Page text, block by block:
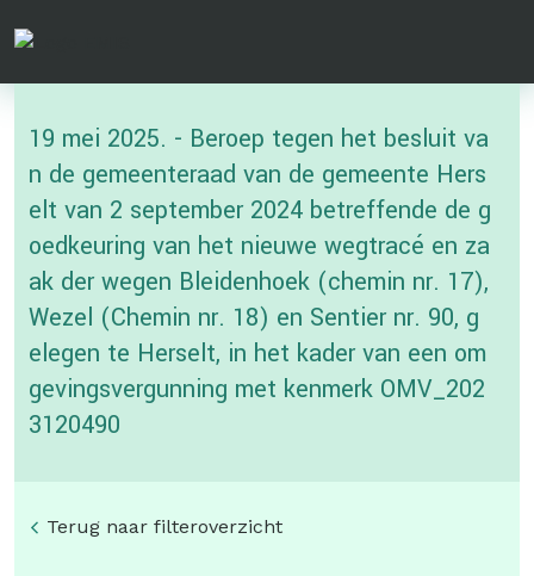
inhoud
gaan
19 mei 2025. - Beroep tegen het besluit va
n de gemeenteraad van de gemeente Hers
elt van 2 september 2024 betreffende de g
oedkeuring van het nieuwe wegtracé en za
ak der wegen Bleidenhoek (chemin nr. 17),
Wezel (Chemin nr. 18) en Sentier nr. 90, g
elegen te Herselt, in het kader van een om
gevingsvergunning met kenmerk OMV_202
3120490
Terug naar filteroverzicht